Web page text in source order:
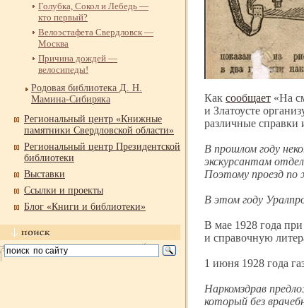
Голубка, Сокол и Лебедь —
кто первый?
Велоэстафета Свердловск —
Москва
Причина дождей —
велосипеды!
Родовая библиотека Д. Н.
Мамина-Сибиряка
Региональный центр «Книжные
памятники Свердловской области»
Региональный центр Президентской
библиотеки
Выставки
Ссылки и проекты
Блог «Книги и библиотеки»
Как сообщает «На
и Златоусте
различные справки
В прошлом году
экскурсантам
Поэтому проезд по
В этом году
В мае 1928 года
и справочную
1 июня 1928 года
Наркомздрав
который без